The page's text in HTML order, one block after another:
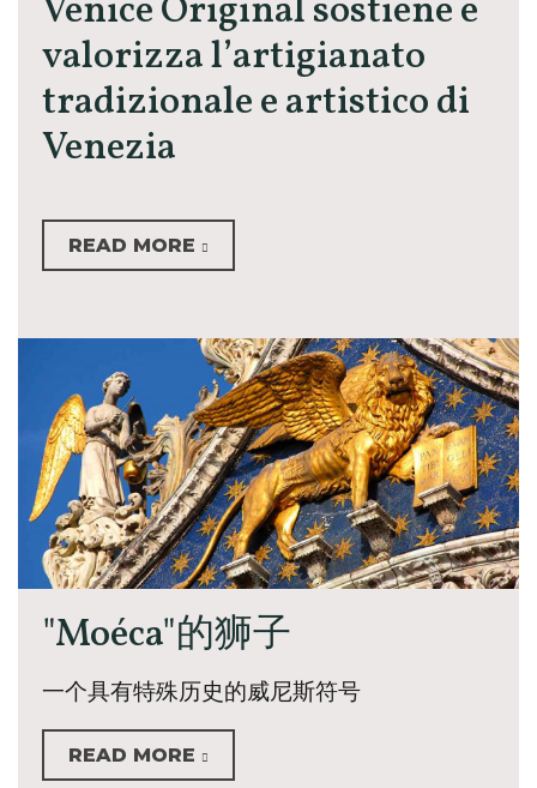
Venice Original sostiene e
valorizza l’artigianato
tradizionale e artistico di
Venezia
READ MORE
"Moéca"的狮子
一个具有特殊历史的威尼斯符号
READ MORE